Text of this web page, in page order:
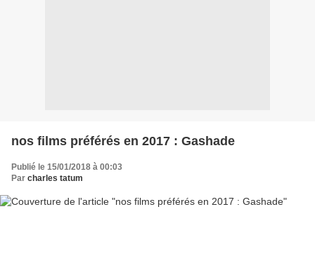
nos films préférés en 2017 : Gashade
Publié le 15/01/2018 à 00:03
Par charles tatum